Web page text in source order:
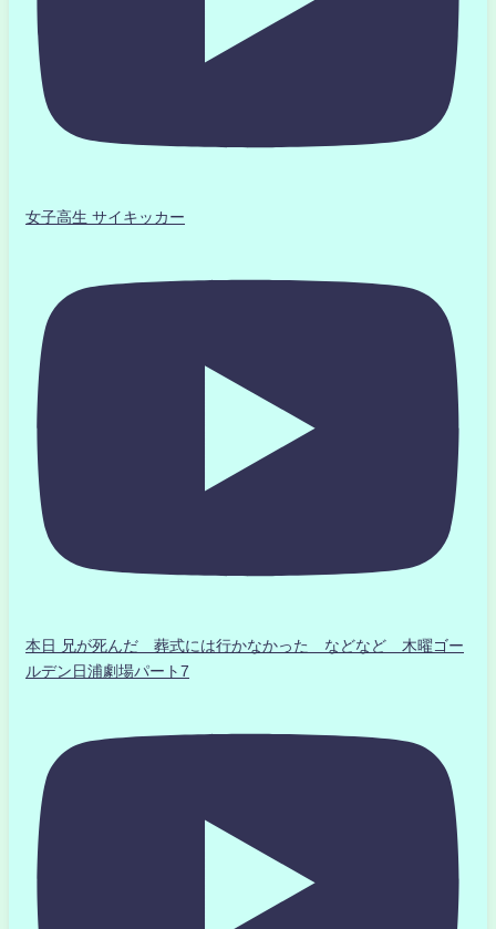
女子高生 サイキッカー
本日 兄が死んだ 葬式には行かなかった などなど 木曜ゴー
ルデン日浦劇場パート7